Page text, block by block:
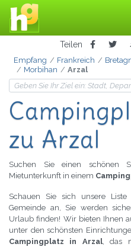
Teilen
Empfang Frankreich
Morbihan
Arzal
zu Arzal
Suchen Sie einen schönen
Mietunterkunft in einem
Schauen Sie sich unsere
Gemeinde an, Sie werden
Urlaub finden! Wir bieten Ihnen
unter den schönsten
Campingplatz in Arzal, das